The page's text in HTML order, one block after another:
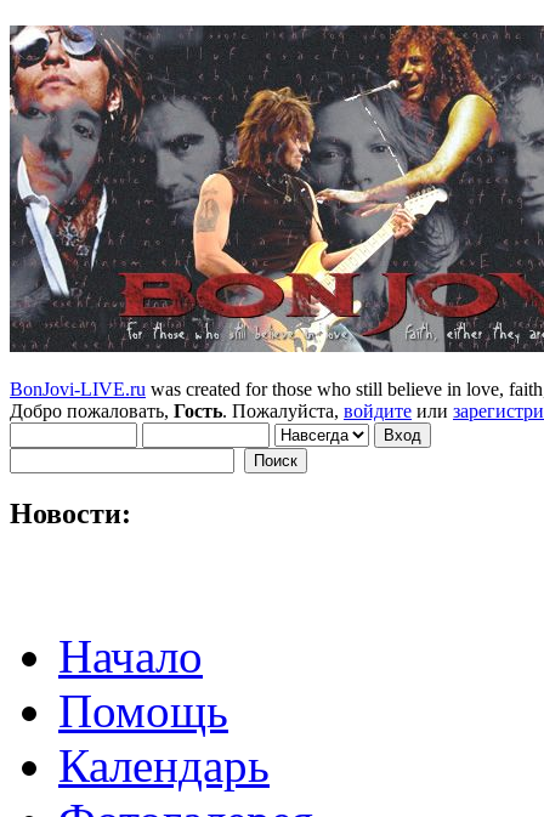
BonJovi-LIVE.ru was created for those who still believe in love,
Добро пожаловать, Гость. Пожалуйста, войдите или
Новости:
Начало
Помощь
Календарь